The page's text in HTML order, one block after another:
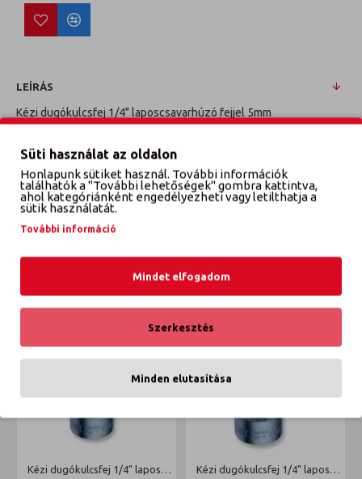
LEÍRÁS
Kézi dugókulcsfej 1/4" laposcsavarhúzó fejjel 5mm
VÉLEMÉNYEK
EZT IS VÁSÁROLTÁK
Kézi dugókulcsfej 1/4" laposcsavarhúzó fejjel 6mm Kézi dugókulcsfej 1/4" laposcsavarhúzó fejjel 7mm
Süti használat az oldalon
Honlapunk sütiket használ. További információk
találhatók a "További lehetőségek" gombra kattintva,
ahol kategóriánként engedélyezheti vagy letilthatja a
sütik használatát.
További információ
Mindet elfogadom
Szerkesztés
Minden elutasítása